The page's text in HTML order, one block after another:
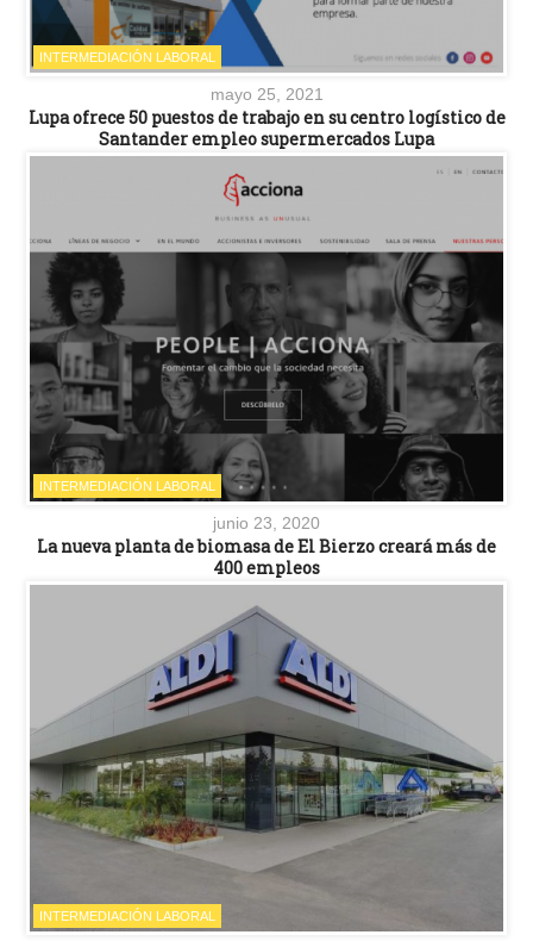
INTERMEDIACIÓN LABORAL
mayo 25, 2021
Lupa ofrece 50 puestos de trabajo en su centro logístico de
Santander empleo supermercados Lupa
INTERMEDIACIÓN LABORAL
junio 23, 2020
La nueva planta de biomasa de El Bierzo creará más de
400 empleos
INTERMEDIACIÓN LABORAL